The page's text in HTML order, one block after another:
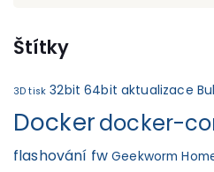
Štítky
3D tisk 32bit 64bit aktualizace
Dockerdocker-
flashování fw Geekworm